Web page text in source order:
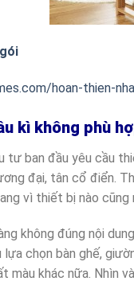
hoan-thien-
kì không phù
tư ban đầu yêu cầu
đại, tân cổ điển.
vì thiết bị nào cũng
không đúng nội
chọn bàn ghế,
màu khác nữa. Nhìn